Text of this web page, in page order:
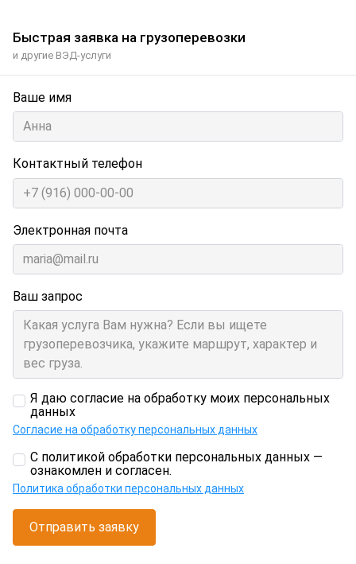
Быстрая заявка на грузоперевозки
и другие ВЭД-услуги
Ваше имя
Контактный телефон
Электронная почта
Ваш запрос
Я даю согласие на обработку моих персональных
данных
Согласие на обработку персональных данных
С политикой обработки персональных данных —
ознакомлен и согласен.
Политика обработки персональных данных
Отправить заявку